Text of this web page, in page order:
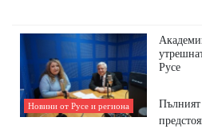
Новини от Русе и региона
Русе
Пълният